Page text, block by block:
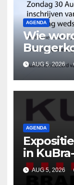
AGENDA
Wie
AUG 5, 2026
AGENDA
in
uit tot
reflectie
AUG 5, 2026